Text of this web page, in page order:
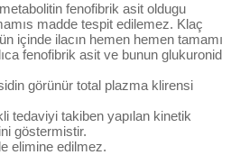
fenofibrik asit oldugu
madde tespit edilemez. Klaç
içinde ilacın hemen hemen tamamı
fenofibrik asit ve bunun glukuronid
görünür total plazma klirensi
tedaviyi takiben yapılan kinetik
göstermistir.
elimine edilmez.